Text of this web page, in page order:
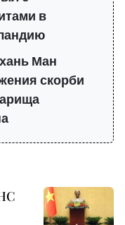
в
Ман
скорби